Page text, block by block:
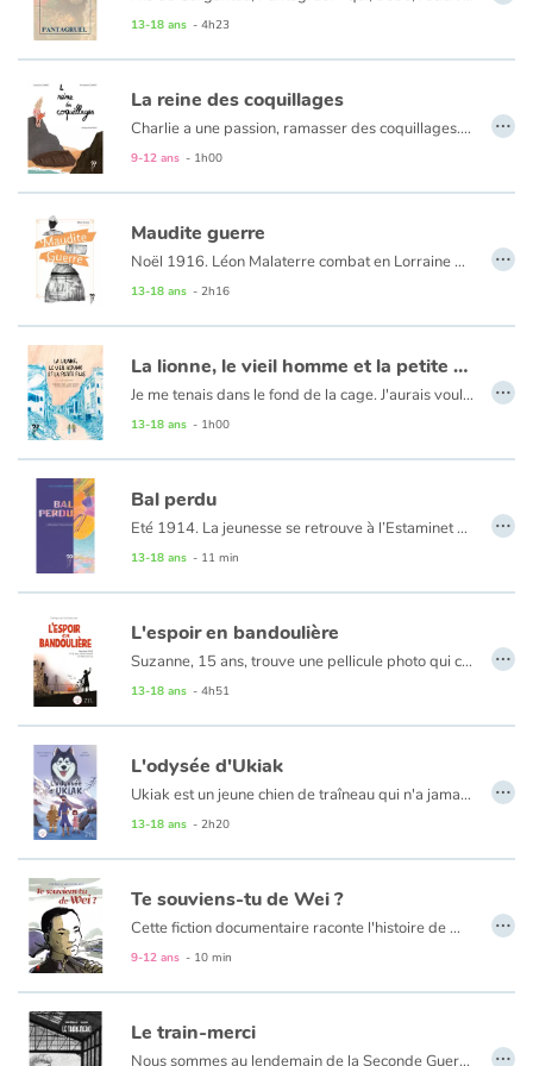
13-18 ans - 4h23
La reine des coquillages
Charlie a une passion, ramasser des coquillages. Un matin, c'est le journal de Nour qu'il trouve sur le sable de la plage.
9-12 ans - 1h00
…
Maudite guerre
Noël 1916. Léon Malaterre combat en Lorraine dans les tranchées. Les lettres de Louison, sa femme, lui permettent de résister à cette maudite guerre et elles lui apportent également un éclairage sur ce que vivent les femmes de l’arrière, dans son Tarn natal. Mais Louison, féministe avant l’heure, lui envoie également des articles de presse de Marcelle Capy... Cette femme étonnante a subi la censure pour ses textes militants. Elle parle de paix ; elle soutient les poilus, défend les femmes et fustige les planqués. Quand elle tente de publier son livre : « Une voix de femme dans la Mêlée », la censure lui répond : « Si ce texte avait été écrit par un homme… Mais si on laisse parler les femmes, où irons-nous ? »
13-18 ans - 2h16
…
La lionne, le vieil homme et la petite fille
Je me tenais dans le fond de la cage. J'aurais voulu pousser le mur de béton et passer au travers des barreaux. J'ai fermé les yeux. J'aurais voulu me réveiller là-bas, en Afrique, au beau milieu de la savane où, avant, je courais en toute liberté." Dans un zoo d'une grande ville du Moyen-Orient en proie à la guerre, Labiwa la lionne est piégée dans sa cage. Maya, la petite fille, et le vieil Hamid parviendront-ils à la délivrer ?
13-18 ans - 1h00
…
Bal perdu
Eté 1914. La jeunesse se retrouve à l’Estaminet en bord de Seine pour de joyeuses journées d’insouciance et d’amitié, loin de la guerre qui menace. Jusqu’à ce fameux 31 juillet...
13-18 ans - 11 min
…
L'espoir en bandoulière
Suzanne, 15 ans, trouve une pellicule photo qui contient un document en allemand. Celui-ci semble fortement intéresser le chef de la Gestapo. Lorsque Suzanne entre dans la Résistance débute alors pour elle une nouvelle vie, aventureuse et clandestine. En septembre 1943, les Alliés bombardent Nantes tandis que son frère s’engage dans la Milice et que la Gestapo recherche toujours la pellicule…
13-18 ans - 4h51
…
L'odysée d'Ukiak
Ukiak est un jeune chien de traîneau qui n'a jamais connu que son Alaska.
Ce roman offre aux jeunes et moins jeunes une vision très juste et évocatrice de la Grande Guerre tout en utilisant le filtre de la vision d'Ukiak.
13-18 ans - 2h20
…
Te souviens-tu de Wei ?
Cette fiction documentaire raconte l'histoire de Wei, un travailleur chinois venu en France, comme 140000 autres, prendre part à l’effort de guerre entre 1916 et 1918. Tandis que plus de 20000 mourront, quelques milliers s’installeront à Paris ou en province pour une vie qu’ils n’avaient pas imaginée. Ils formèrent la première immigration chinoise en France.
9-12 ans - 10 min
…
Le train-merci
Nous sommes au lendemain de la Seconde Guerre mondiale. L’Europe manque de tout. En 1947, le peuple américain se mobilise et envoie denrées, médicaments, et vêtements, transportés dans un train nommé le train de l’amitié. Quelques mois plus tard, un cheminot français forme un comité national pour les remercier.
…